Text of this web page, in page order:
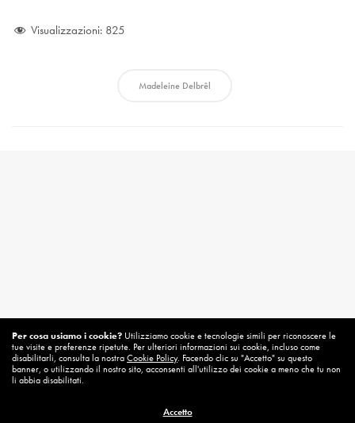
Visualizzazioni: 825
Madeleine Delbrêl
Related News
Per cosa usiamo i cookie? Utilizziamo cookie e tecnologie simili per riconoscere le
tue visite e preferenze ripetute. Per ulteriori informazioni sui cookie, incluso come
disabilitarli, consulta la nostraCookie Policy. Facendo clic su "Accetto" su questo
banner, o utilizzando il nostro sito, acconsenti all'utilizzo dei cookie a meno che tu non
li abbia disabilitati.
Accetto